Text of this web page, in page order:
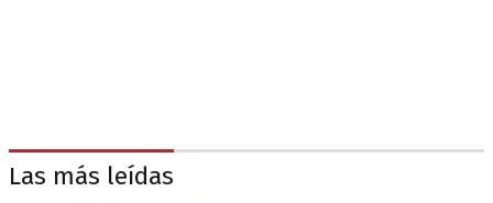
Las más leídas